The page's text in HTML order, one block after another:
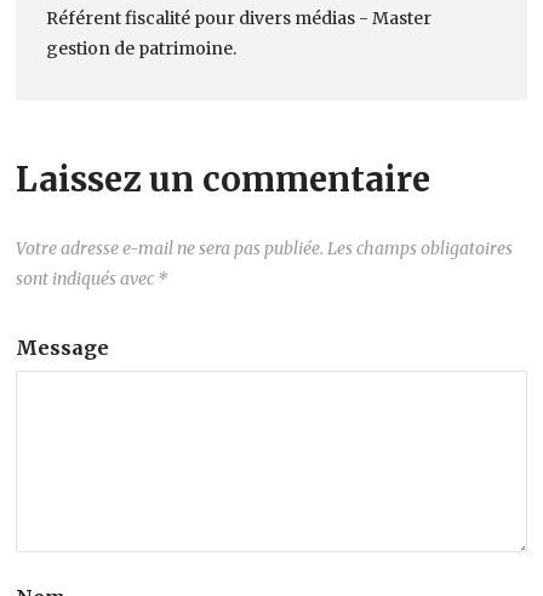
Référent fiscalité pour divers médias - Master
gestion de patrimoine.
Laissez un commentaire
Votre adresse e-mail ne sera pas publiée. Les champs obligatoires
sont indiqués avec *
Message